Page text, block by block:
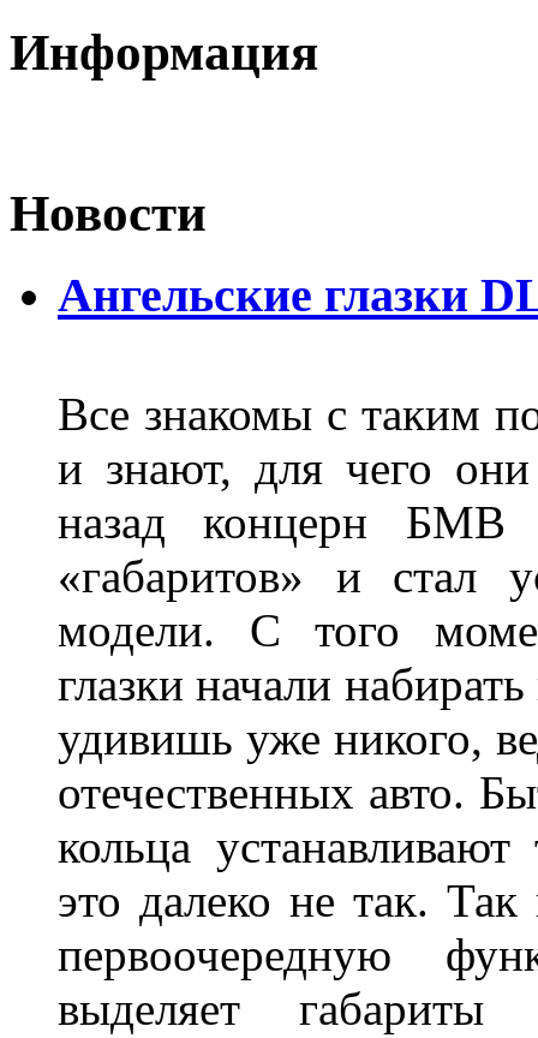
Информация
Новости
Ангельские глазки
Все знакомы с таким
и знают, для чего
назад концерн БМВ
«габаритов» и стал
модели. С того
глазки начали
удивишь уже никого,
отечественных авто.
кольца
это далеко не так. Так
первоочередную
выделяет